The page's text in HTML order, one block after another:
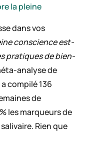
la pleine
dans vos
conscience est-
pratiques de bien-
analyse de
compilé 136
de
les marqueurs de
Rien que